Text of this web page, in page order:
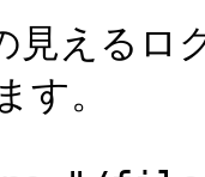
えるロ
す。